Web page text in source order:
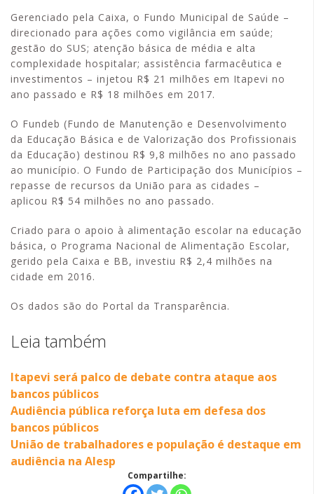
Gerenciado pela Caixa, o Fundo Municipal de Saúde –
direcionado para ações como vigilância em saúde;
gestão do SUS; atenção básica de média e alta
complexidade hospitalar; assistência farmacêutica e
investimentos – injetou R$ 21 milhões em Itapevi no
ano passado e R$ 18 milhões em 2017.
O Fundeb (Fundo de Manutenção e Desenvolvimento
da Educação Básica e de Valorização dos Profissionais
da Educação) destinou R$ 9,8 milhões no ano passado
ao município. O Fundo de Participação dos Municípios –
repasse de recursos da União para as cidades –
aplicou R$ 54 milhões no ano passado.
Criado para o apoio à alimentação escolar na educação
básica, o Programa Nacional de Alimentação Escolar,
gerido pela Caixa e BB, investiu R$ 2,4 milhões na
cidade em 2016.
Os dados são do Portal da Transparência.
Leia também
Itapevi será palco de debate contra ataque aos
bancos públicos
Audiência pública reforça luta em defesa dos
bancos públicos
União de trabalhadores e população é destaque em
audiência na Alesp
Compartilhe: